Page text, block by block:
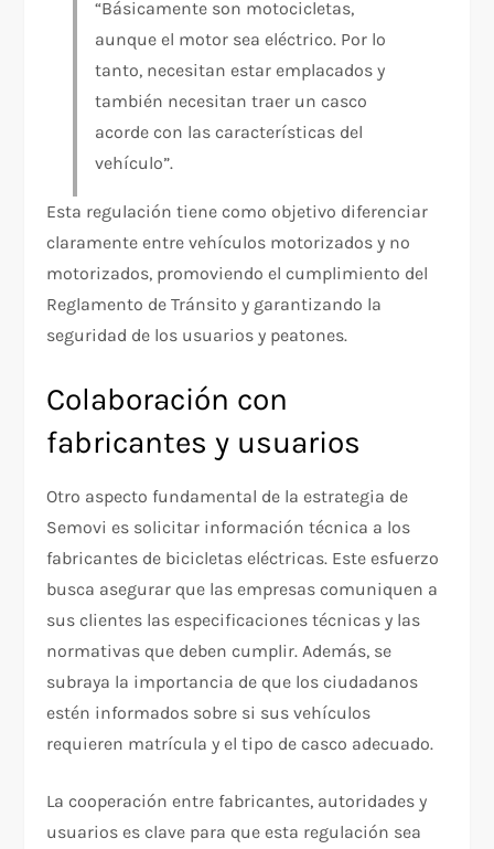
“Básicamente son motocicletas,
aunque el motor sea eléctrico. Por lo
tanto, necesitan estar emplacados y
también necesitan traer un casco
acorde con las características del
vehículo”.
Esta regulación tiene como objetivo diferenciar
claramente entre vehículos motorizados y no
motorizados, promoviendo el cumplimiento del
Reglamento de Tránsito y garantizando la
seguridad de los usuarios y peatones.
Colaboración con
fabricantes y usuarios
Otro aspecto fundamental de la estrategia de
Semovi es solicitar información técnica a los
fabricantes de bicicletas eléctricas. Este esfuerzo
busca asegurar que las empresas comuniquen a
sus clientes las especificaciones técnicas y las
normativas que deben cumplir. Además, se
subraya la importancia de que los ciudadanos
estén informados sobre si sus vehículos
requieren matrícula y el tipo de casco adecuado.
La cooperación entre fabricantes, autoridades y
usuarios es clave para que esta regulación sea